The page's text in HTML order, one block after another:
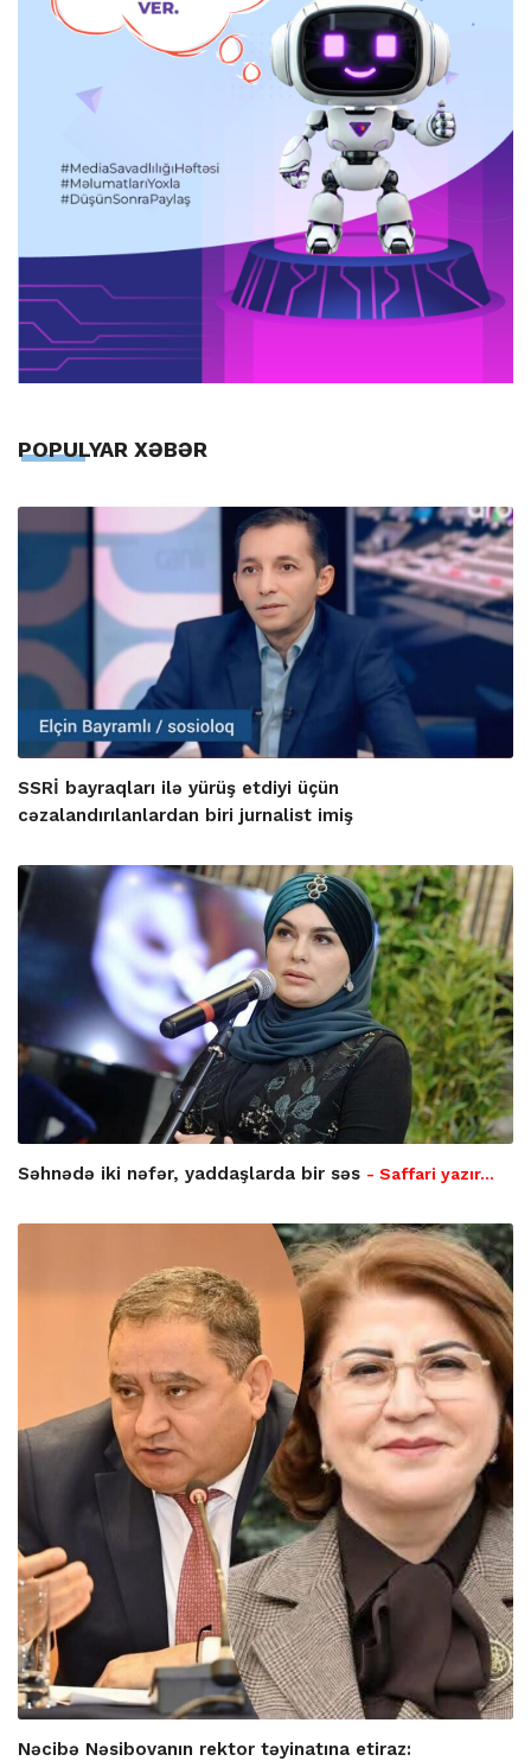
POPULYAR XƏBƏR
SSRİ bayraqları ilə yürüş etdiyi üçün
cəzalandırılanlardan biri jurnalist imiş
Səhnədə iki nəfər, yaddaşlarda bir səs - Saffari yazır…
Nəcibə Nəsibovanın rektor təyinatına etiraz: